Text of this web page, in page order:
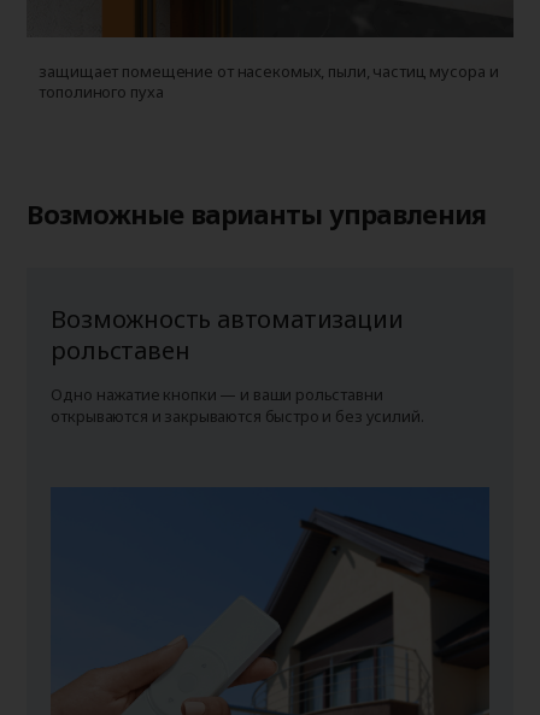
защищает помещение от насекомых, пыли, частиц мусора и
тополиного пуха
Возможные варианты управления
Возможность автоматизации
рольставен
Одно нажатие кнопки — и ваши рольставни
открываются и закрываются быстро и без усилий.